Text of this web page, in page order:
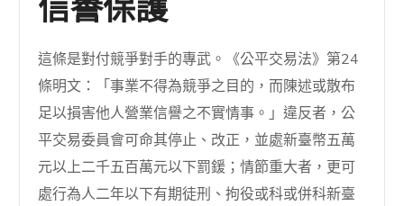
信譽保護
這條是對付競爭對手的專武。《公平交易法》第24
條明文：「事業不得為競爭之目的，而陳述或散布
足以損害他人營業信譽之不實情事。」違反者，公
平交易委員會可命其停止、改正，並處新臺幣五萬
元以上二千五百萬元以下罰鍰；情節重大者，更可
處行為人二年以下有期徒刑、拘役或科或併科新臺